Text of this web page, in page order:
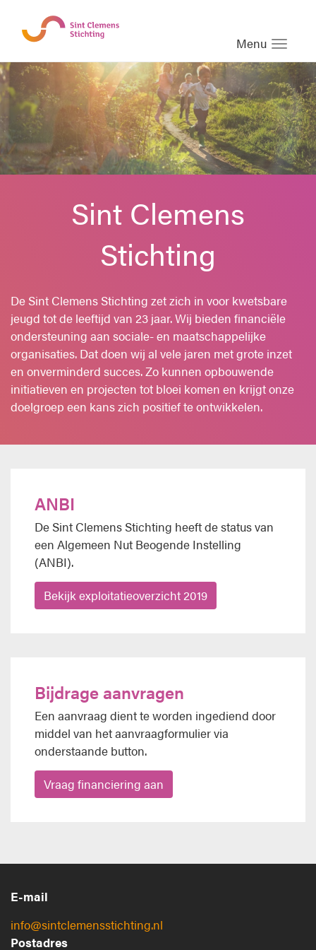
Menu
Sint Clemens
Stichting
De Sint Clemens Stichting zet zich in voor kwetsbare
jeugd tot de leeftijd van 23 jaar. Wij bieden financiële
ondersteuning aan sociale- en maatschappelijke
organisaties. Dat doen wij al vele jaren met grote inzet
en onverminderd succes. Zo kunnen opbouwende
initiatieven en projecten tot bloei komen en krijgt onze
doelgroep een kans zich positief te ontwikkelen.
ANBI
De Sint Clemens Stichting heeft de status van
een Algemeen Nut Beogende Instelling
(ANBI).
Bekijk exploitatieoverzicht 2019
Bijdrage aanvragen
Een aanvraag dient te worden ingediend door
middel van het aanvraagformulier via
onderstaande button.
Vraag financiering aan
E-mail
info@sintclemensstichting.nl
Postadres